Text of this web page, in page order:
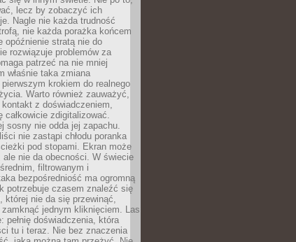
lecz by zobaczyć ich
Nagle nie każda trudność
nie każda porażka końcem
opóźnienie stratą nie do
rozwiązuje problemów za
patrzeć na nie mniej
właśnie taka zmiana
krokiem do realnego
Warto również zauważyć,
z doświadczeniem,
całkowicie zdigitalizować.
sosny nie odda jej zapachu.
nie zastąpi chłodu poranka
pod stopami. Ekran może
ale nie da obecności. W świecie
filtrowanym i
bezpośredniość ma ogromną
potrzebuje czasem znaleźć się
której nie da się przewinąć,
jednym kliknięciem. Las
pełnię doświadczenia, która
tu i teraz. Nie bez znaczenia